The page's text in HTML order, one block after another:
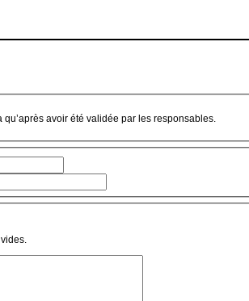
avoir été validée par les responsables.